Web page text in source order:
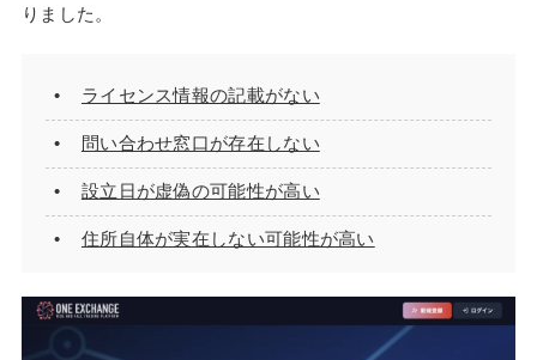
りました。
ライセンス情報の記載がない
問い合わせ窓口が存在しない
設立日が虚偽の可能性が高い
住所自体が実在しない可能性が高い